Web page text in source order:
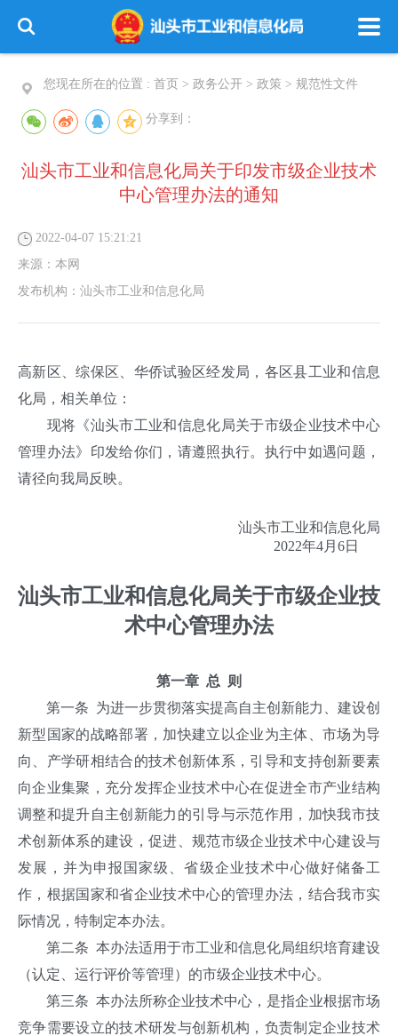
您现在所在的位置 : 首页 > 政务公开 > 政策 > 规范性文件
分享到：
汕头市工业和信息化局关于印发市级企业技术
中心管理办法的通知
2022-04-07 15:21:21
来源： 本网
发布机构： 汕头市工业和信息化局
高新区、综保区、华侨试验区经发局，各区县工业和信息
化局，相关单位：
现将《汕头市工业和信息化局关于市级企业技术中心
管理办法》印发给你们，请遵照执行。执行中如遇问题，
请径向我局反映。
汕头市工业和信息化局
2022年4月6日
汕头市工业和信息化局关于市级企业技
术中心管理办法
第一章 总 则
第一条 为进一步贯彻落实提高自主创新能力、建设创
新型国家的战略部署，加快建立以企业为主体、市场为导
向、产学研相结合的技术创新体系，引导和支持创新要素
向企业集聚，充分发挥企业技术中心在促进全市产业结构
调整和提升自主创新能力的引导与示范作用，加快我市技
术创新体系的建设，促进、规范市级企业技术中心建设与
发展，并为申报国家级、省级企业技术中心做好储备工
作，根据国家和省企业技术中心的管理办法，结合我市实
际情况，特制定本办法。
第二条 本办法适用于市工业和信息化局组织培育建设
（认定、运行评价等管理）的市级企业技术中心。
第三条 本办法所称企业技术中心，是指企业根据市场
竞争需要设立的技术研发与创新机构，负责制定企业技术